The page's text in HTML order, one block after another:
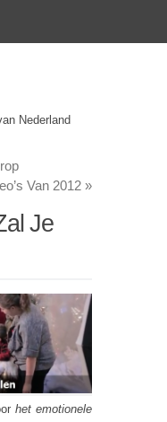
Nederland
Van 2012 »
Je
het emotionele